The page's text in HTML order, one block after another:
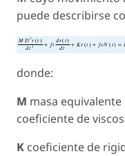
puede describirse
donde:
M masa
coeficiente de
K coeficiente de